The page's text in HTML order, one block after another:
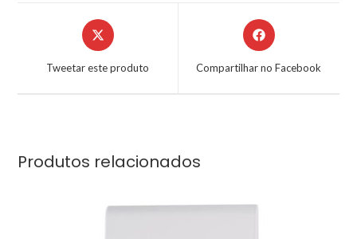
Tweetar este produto Compartilhar no Facebook
Produtos relacionados